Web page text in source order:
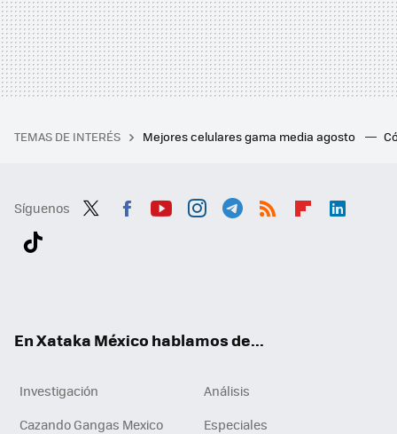
TEMAS DE INTERÉS Mejores celulares gama media agosto
Síguenos
En Xataka México hablamos de...
Investigación
Análisis
Cazando Gangas Mexico
Especiales